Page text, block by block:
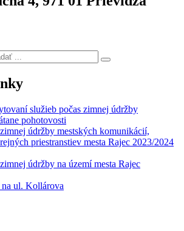
služieb počas zimnej údržby
pohotovosti
údržby mestských komunikácií,
priestranstiev mesta Rajec 2023/2024
údržby na území mesta Rajec
ul. Kollárova